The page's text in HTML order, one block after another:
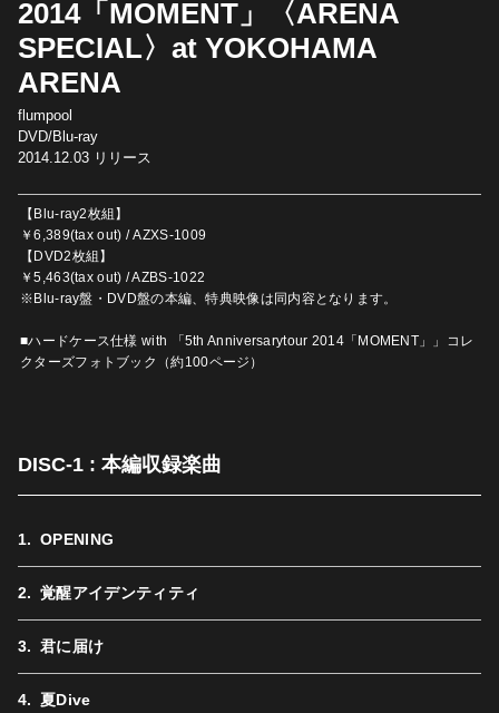
2014「MOMENT」〈ARENA
SPECIAL〉at YOKOHAMA
ARENA
flumpool
DVD/Blu-ray
2014.12.03 リリース
【Blu-ray2枚組】
￥6,389(tax out) / AZXS-1009
【DVD2枚組】
￥5,463(tax out) / AZBS-1022
※Blu-ray盤・DVD盤の本編、特典映像は同内容となります。
■ハードケース仕様 with 「5th Anniversarytour 2014「MOMENT」」コレ
クターズフォトブック（約100ページ）
DISC-1 : 本編収録楽曲
OPENING
覚醒アイデンティティ
君に届け
夏Dive